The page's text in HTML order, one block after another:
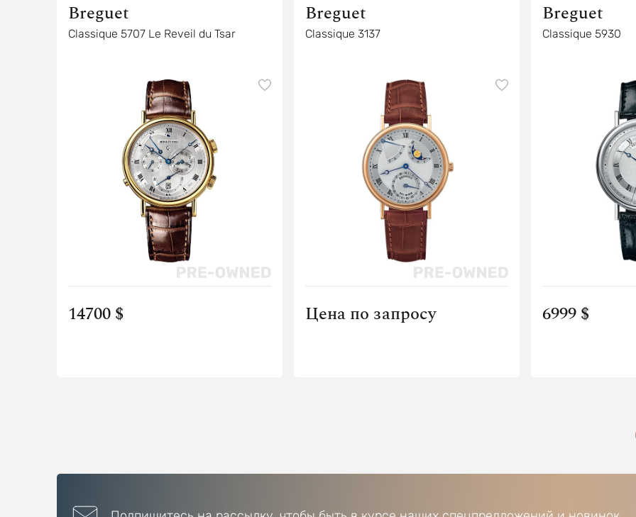
Breguet
Classique 5707 Le Reveil du Tsar
14700 $
Breguet
Classique 3137
Цена по запросу
Breguet
Classique 5930
6999 $